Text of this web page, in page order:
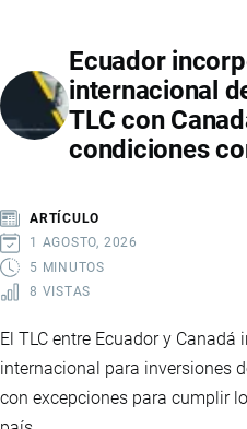
URUGUAY
Y
ARGENTINA
FORTALECE
COMERCIAL
EN
SUDAMÉRICA
Ecuador
internacional
TLC con
condiciones
ARTÍCULO
1 AGOSTO, 2026
5 MINUTOS
8 VISTAS
El TLC entre Ecuador y Canadá
internacional para inversiones
con excepciones para cumplir